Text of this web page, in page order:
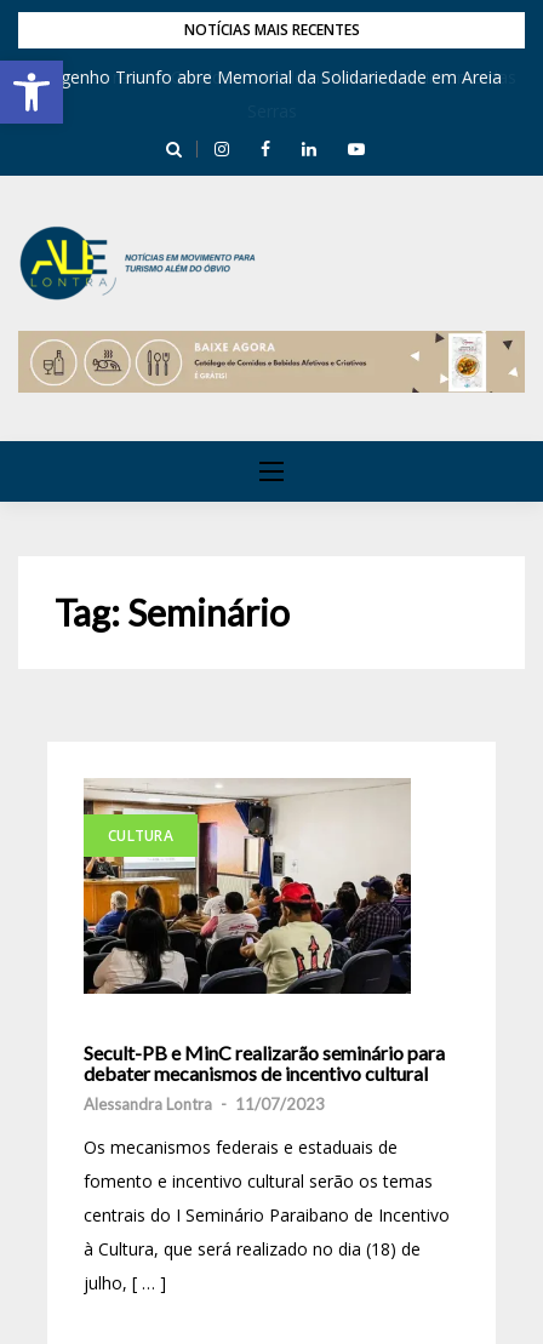
Barra de Ferramentas Aberta
NOTÍCIAS MAIS RECENTES
Engenho Triunfo abre Memorial da Solidariedade em Areia
Tag:Seminário
CULTURA
Secult-PB e MinC realizarão seminário para
debater mecanismos de incentivo cultural
Alessandra Lontra - 11/07/2023
Os mecanismos federais e estaduais de
fomento e incentivo cultural serão os temas
centrais do I Seminário Paraibano de Incentivo
à Cultura, que será realizado no dia (18) de
julho, [ … ]